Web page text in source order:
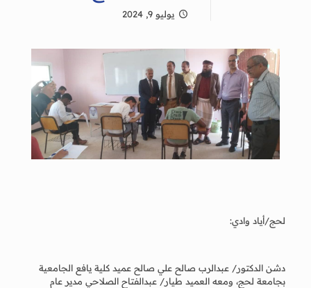
يوليو 9, 2024
لحج/أياد وادي:
دشن الدكتور/ عبدالرب صالح علي صالح عميد كلية يافع الجامعية
بجامعة لحج، ومعه العميد طيار/ عبدالفتاح الصلاحي مدير عام